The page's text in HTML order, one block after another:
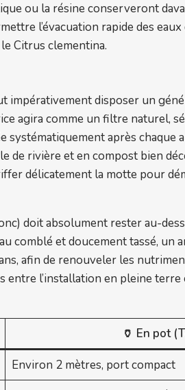
ou la résine conserveront
l’évacuation rapide des eaux
Citrus clementina.
impérativement disposer un
agira comme un filtre naturel,
après chaque
de rivière et en compost bien
délicatement la motte pour
doit absolument rester au-
comblé et doucement tassé, un
afin de renouveler les
entre l’installation en pleine
🏺 En pot
Environ 2 mètres, port compact